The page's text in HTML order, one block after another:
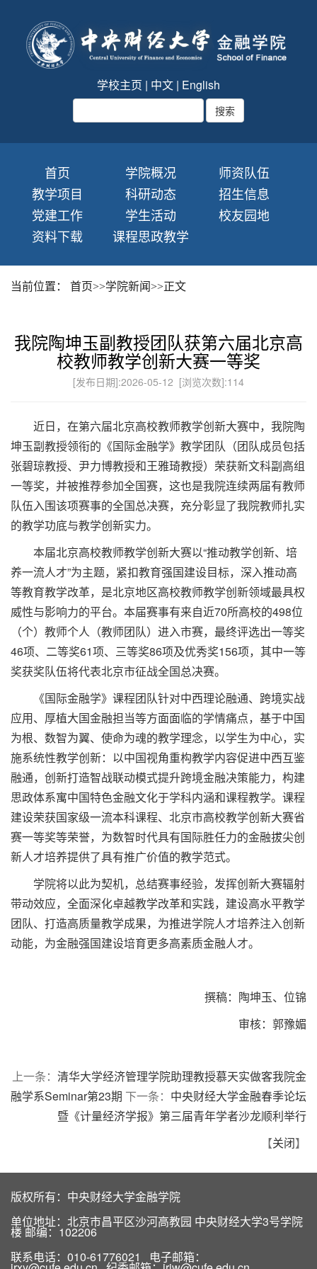
学校主页 | 中文 | English
首页 学院概况
师资队伍
教学项目
科研动态
招生信息
党建工作
学生活动
校友园地
资料下载
课程思政教学
当前位置： 首页>>学院新闻>>正文
我院陶坤玉副教授团队获第六届北京高
校教师教学创新大赛一等奖
[发布日期]:2026-05-12 [浏览次数]:114
近日，在第六届北京高校教师教学创新大赛中，我院陶
坤玉副教授领衔的《国际金融学》教学团队（团队成员包括
张碧琼教授、尹力博教授和王雅琦教授）荣获新文科副高组
一等奖，并被推荐参加全国赛，这也是我院连续两届有教师
队伍入围该项赛事的全国总决赛，充分彰显了我院教师扎实
的教学功底与教学创新实力。
本届北京高校教师教学创新大赛以“推动教学创新、培
养一流人才”为主题，紧扣教育强国建设目标，深入推动高
等教育教学改革，是北京地区高校教师教学创新领域最具权
威性与影响力的平台。本届赛事有来自近70所高校的498位
（个）教师个人（教师团队）进入市赛，最终评选出一等奖
46项、二等奖61项、三等奖86项及优秀奖156项，其中一等
奖获奖队伍将代表北京市征战全国总决赛。
《国际金融学》课程团队针对中西理论融通、跨境实战
应用、厚植大国金融担当等方面面临的学情痛点，基于中国
为根、数智为翼、使命为魂的教学理念，以学生为中心，实
施系统性教学创新：以中国视角重构教学内容促进中西互鉴
融通，创新打造智战联动模式提升跨境金融决策能力，构建
思政体系寓中国特色金融文化于学科内涵和课程教学。课程
建设荣获国家级一流本科课程、北京市高校教学创新大赛省
赛一等奖等荣誉，为数智时代具有国际胜任力的金融拔尖创
新人才培养提供了具有推广价值的教学范式。
学院将以此为契机，总结赛事经验，发挥创新大赛辐射
带动效应，全面深化卓越教学改革和实践，建设高水平教学
团队、打造高质量教学成果，为推进学院人才培养注入创新
动能，为金融强国建设培育更多高素质金融人才。
撰稿：陶坤玉、位锦
审核：郭豫媚
上一条： 清华大学经济管理学院助理教授慕天实做客我院金
融学系Seminar第23期 下一条： 中央财经大学金融春季论坛
暨《计量经济学报》第三届青年学者沙龙顺利举行
【关闭】
版权所有：中央财经大学金融学院
单位地址：北京市昌平区沙河高教园 中央财经大学3号学院
楼 邮编：102206
联系电话：010-61776021 电子邮箱：